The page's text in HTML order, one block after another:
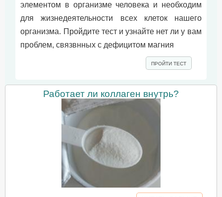
элементом в организме человека и необходим
для жизнедеятельности всех клеток нашего
организма. Пройдите тест и узнайте нет ли у вам
проблем, связвнных с дефицитом магния
ПРОЙТИ ТЕСТ
Работает ли коллаген внутрь?